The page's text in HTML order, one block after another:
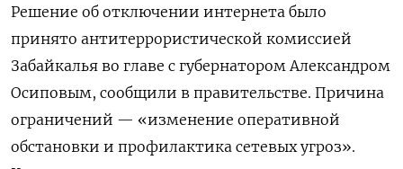
Решение об отключении интернета было
принято антитеррористической комиссией
Забайкалья во главе с губернатором Александром
Осиповым, сообщили в правительстве. Причина
ограничений — «изменение оперативной
обстановки и профилактика сетевых угроз».